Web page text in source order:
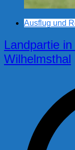
Ausflug und
Landpartie
Wilhelmsthal